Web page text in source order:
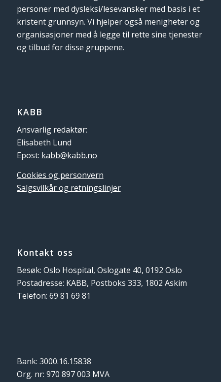
personer med dysleksi/lesevansker med basis i et
kristent grunnsyn. Vi hjelper også menigheter og
organisasjoner med å legge til rette sine tjenester
og tilbud for disse gruppene.
KABB
Ansvarlig redaktør:
Elisabeth Lund
Epost: kabb@kabb.no
Cookies og personvern
Salgsvilkår og retningslinjer
Kontakt oss
Besøk: Oslo Hospital, Oslogate 40, 0192 Oslo
Postadresse: KABB, Postboks 333, 1802 Askim
Telefon: 69 81 69 81
Bank: 3000.16.15838
Org. nr: 970 897 003 MVA